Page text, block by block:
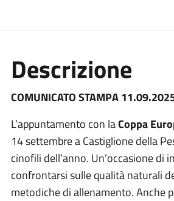
Descrizione
COMUNICATO STAMPA
L’appuntamento con laCoppa
14settembrea Castiglione della
cinofili dell’anno. Un’occasione
confrontarsi sulle qualità naturali
metodiche di allenamento. Anche